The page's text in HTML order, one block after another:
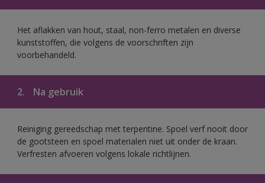
Het aflakken van hout, staal, non-ferro metalen en diverse
kunststoffen, die volgens de voorschriften zijn
voorbehandeld.
2. Na gebruik
Reiniging gereedschap met terpentine. Spoel verf nooit door
de gootsteen en spoel materialen niet uit onder de kraan.
Verfresten afvoeren volgens lokale richtlijnen.